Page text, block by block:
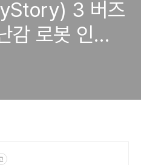
3 버즈
감 로봇 인터